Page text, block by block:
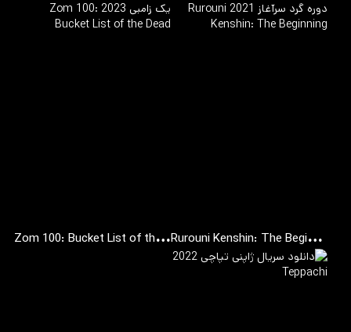
R
urouni Kenshin: The Beginning
Z
om 100: Bucket List of the Dead 2023